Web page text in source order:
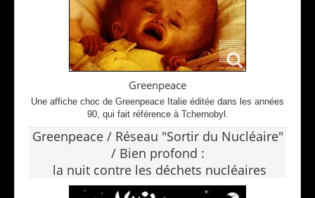
Greenpeace
Une affiche choc de Greenpeace Italie éditée dans les années
90, qui fait référence à Tchernobyl.
Greenpeace / Réseau "Sortir du Nucléaire"
/ Bien profond :
la nuit contre les déchets nucléaires